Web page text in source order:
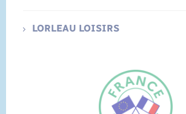
LORLEAU LOISIRS